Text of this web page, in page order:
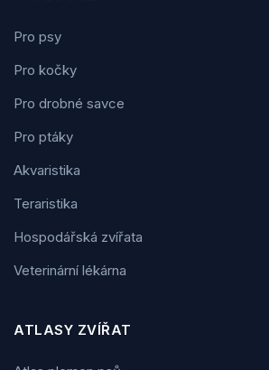
Pro psy
Pro kočky
Pro drobné savce
Pro ptáky
Akvaristika
Teraristika
Hospodářská zvířata
Veterinární lékárna
ATLASY ZVÍŘAT